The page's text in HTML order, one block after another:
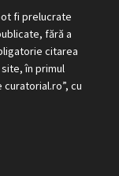
fi prelucrate
fără a
citarea
în primul
cu